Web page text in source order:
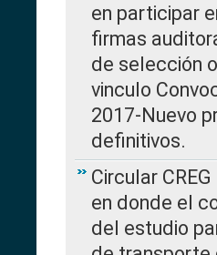
en participar
firmas
de selección
vinculo
2017-Nuevo
definitivos.
Circular
en donde el
del estudio